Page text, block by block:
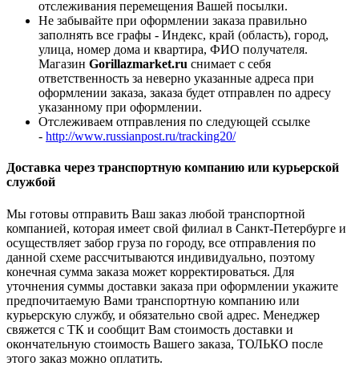
отслеживания перемещения Вашей посылки.
Не забывайте при оформлении заказа правильно
заполнять все графы - Индекс, край (область), город,
улица, номер дома и квартира, ФИО получателя.
Магазин Gorillazmarket.ru снимает с себя
ответственность за неверно указанные адреса при
оформлении заказа, заказа будет отправлен по адресу
указанному при оформлении.
Отслеживаем отправления по следующей ссылке
- http://www.russianpost.ru/tracking20/
Доставка через транспортную компанию или курьерской
службой
Мы готовы отправить Ваш заказ любой транспортной
компанией, которая имеет свой филиал в Санкт-Петербурге и
осуществляет забор груза по городу, все отправления по
данной схеме рассчитываются индивидуально, поэтому
конечная сумма заказа может корректироваться. Для
уточнения суммы доставки заказа при оформлении укажите
предпочитаемую Вами транспортную компанию или
курьерскую службу, и обязательно свой адрес. Менеджер
свяжется с ТК и сообщит Вам стоимость доставки и
окончательную стоимость Вашего заказа, ТОЛЬКО после
этого заказ можно оплатить.